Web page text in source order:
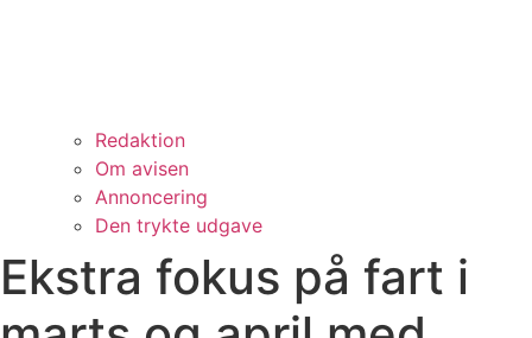
Redaktion
Om avisen
Annoncering
Den trykte udgave
Ekstra fokus på fart i